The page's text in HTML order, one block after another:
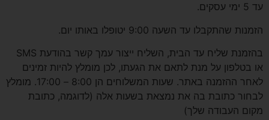
עד 5 ימי עסקים.
הזמנות שהתקבלו עד השעה 9:00 יטופלו באותו יום.
בהזמנת שליח עד הבית, השליח ייצור עמך קשר בהודעת SMS
או בטלפון על מנת לתאם את הגעתו, לכן מומלץ להיות זמינים
לאחר ההזמנה באתר. שעות המשלוחים הן 8:00 – 17:00. מומלץ
לבחור כתובת בה את נמצאת בשעות אלה (לדוגמה, כתובת
מקום העבודה שלך)